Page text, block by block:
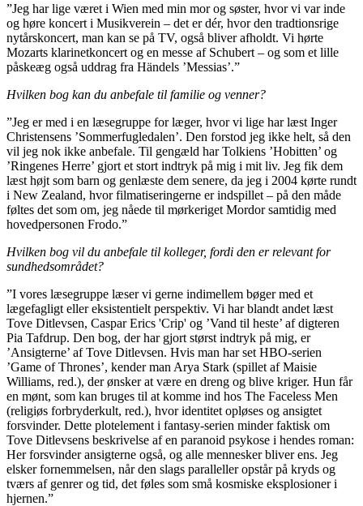
”Jeg har lige været i Wien med min mor og søster, hvor vi var inde
og høre koncert i Musikverein – det er dér, hvor den tradtionsrige
nytårskoncert, man kan se på TV, også bliver afholdt. Vi hørte
Mozarts klarinetkoncert og en messe af Schubert – og som et lille
påskeæg også uddrag fra Händels ’Messias’.”
Hvilken bog kan du anbefale til familie og venner?
”Jeg er med i en læsegruppe for læger, hvor vi lige har læst Inger
Christensens ’Sommerfugledalen’. Den forstod jeg ikke helt, så den
vil jeg nok ikke anbefale. Til gengæld har Tolkiens ’Hobitten’ og
’Ringenes Herre’ gjort et stort indtryk på mig i mit liv. Jeg fik dem
læst højt som barn og genlæste dem senere, da jeg i 2004 kørte rundt
i New Zealand, hvor filmatiseringerne er indspillet – på den måde
føltes det som om, jeg nåede til mørkeriget Mordor samtidig med
hovedpersonen Frodo.”
Hvilken bog vil du anbefale til kolleger, fordi den er relevant for
sundhedsområdet?
”I vores læsegruppe læser vi gerne indimellem bøger med et
lægefagligt eller eksistentielt perspektiv. Vi har blandt andet læst
Tove Ditlevsen, Caspar Erics 'Crip' og ’Vand til heste’ af digteren
Pia Tafdrup. Den bog, der har gjort størst indtryk på mig, er
’Ansigterne’ af Tove Ditlevsen. Hvis man har set HBO-serien
’Game of Thrones’, kender man Arya Stark (spillet af Maisie
Williams, red.), der ønsker at være en dreng og blive kriger. Hun får
en mønt, som kan bruges til at komme ind hos The Faceless Men
(religiøs forbryderkult, red.), hvor identitet opløses og ansigtet
forsvinder. Dette plotelement i fantasy-serien minder faktisk om
Tove Ditlevsens beskrivelse af en paranoid psykose i hendes roman:
Her forsvinder ansigterne også, og alle mennesker bliver ens. Jeg
elsker fornemmelsen, når den slags paralleller opstår på kryds og
tværs af genrer og tid, det føles som små kosmiske eksplosioner i
hjernen.”